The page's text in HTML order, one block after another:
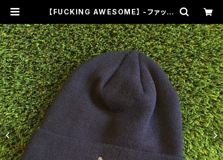
【FUCKING AWESOME】 -ファッキ
NIE NAVY | THEHOOD